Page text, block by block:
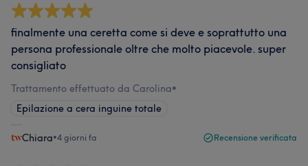
finalmente una ceretta come si deve e soprattutto una
persona professionale oltre che molto piacevole. super
consigliato
Trattamento effettuato da Carolina•
Epilazione a cera inguine totale
Chiara•4 giorni fa Recensione verificata